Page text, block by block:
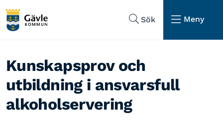
Sök
Meny
Kunskapsprov och
utbildning i ansvarsfull
alkoholservering